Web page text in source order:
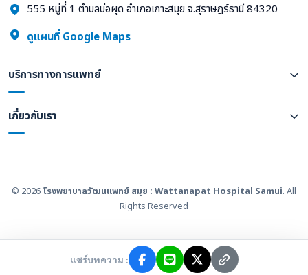
แชร์บทความ :
555 หมู่ที่ 1 ตำบลบ่อผุด อำเภอเกาะสมุย จ.สุราษฎร์ธานี 84320
ดูแผนที่ Google Maps
บริการทางการแพทย์
เกี่ยวกับเรา
© 2026 โรงพยาบาลวัฒนแพทย์ สมุย : Wattanapat Hospital Samui. All
Rights Reserved